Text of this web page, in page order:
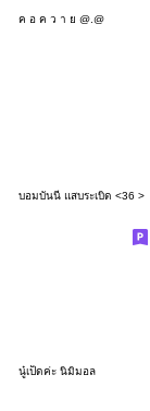
ค อ ค ว า ย @.@
บอมบันนี่ แสบระเบิด <36 >
นู๋เป็ดค่ะ นิมิมอล